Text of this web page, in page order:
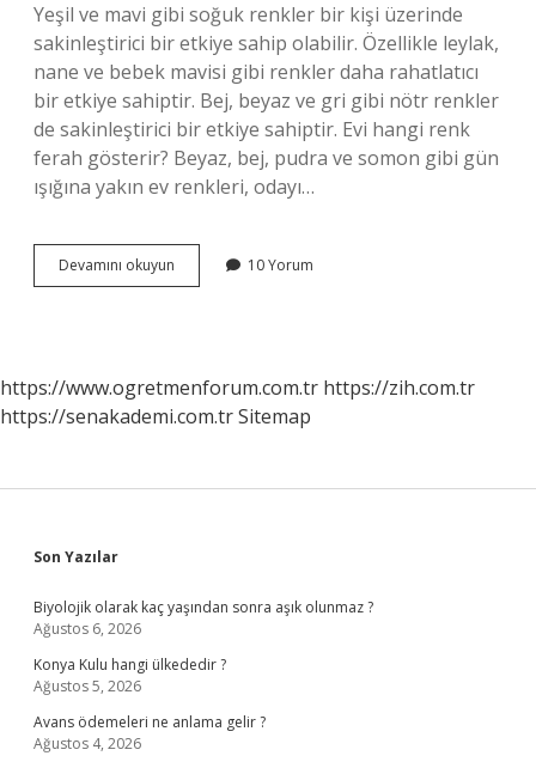
Yeşil ve mavi gibi soğuk renkler bir kişi üzerinde
sakinleştirici bir etkiye sahip olabilir. Özellikle leylak,
nane ve bebek mavisi gibi renkler daha rahatlatıcı
bir etkiye sahiptir. Bej, beyaz ve gri gibi nötr renkler
de sakinleştirici bir etkiye sahiptir. Evi hangi renk
ferah gösterir? Beyaz, bej, pudra ve somon gibi gün
ışığına yakın ev renkleri, odayı…
Devamını okuyun
Hangi
10 Yorum
https://www.ogretmenforum.com.tr https://zih.com.tr
https://senakademi.com.trSitemap
Sidebar
Son Yazılar
Biyolojik olarak kaç yaşından sonra aşık olunmaz ?
Ağustos 6, 2026
Konya Kulu hangi ülkededir ?
Ağustos 5, 2026
Avans ödemeleri ne anlama gelir ?
Ağustos 4, 2026